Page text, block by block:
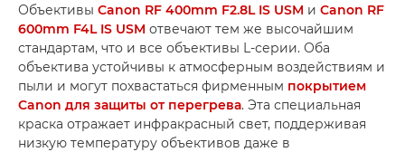
Объективы Canon RF 400mm F2.8L IS USM и Canon RF
600mm F4L IS USM отвечают тем же высочайшим
стандартам, что и все объективы L-серии. Оба
объектива устойчивы к атмосферным воздействиям и
пыли и могут похвастаться фирменным покрытием
Canon для защиты от перегрева. Эта специальная
краска отражает инфракрасный свет, поддерживая
низкую температуру объективов даже в